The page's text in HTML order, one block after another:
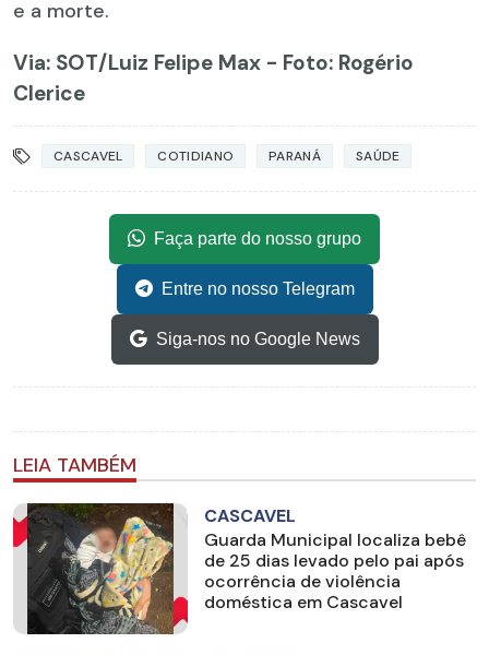
e a morte.
Via: SOT/Luiz Felipe Max - Foto: Rogério
Clerice
CASCAVEL COTIDIANO PARANÁ SAÚDE
Faça parte do nosso grupo
Entre no nosso Telegram
Siga-nos no Google News
LEIA TAMBÉM
CASCAVEL
Guarda Municipal localiza bebê
de 25 dias levado pelo pai após
ocorrência de violência
doméstica em Cascavel